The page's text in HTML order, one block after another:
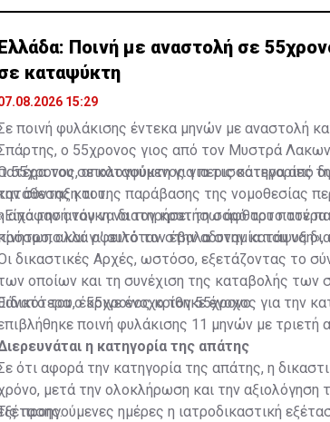
Ποινή με αναστολή σε
καταψύκτη
15:29
ποινή φυλάκισης έντεκα μηνών με αναστολή
ο 55χρονος γιος από τον Μυστρά
του σε καταψύκτη για περισσότερα από
σύνταξη του.
55χρονος, απολογούμενος για τις κατηγορίες
και της παράβασης της νομοθεσίας
απόφασή του να διατηρήσει τη σορό του
αλλά οφειλόταν στην αδυναμία του να
την ανάγκη να τον κρατήσω άφθαρτο τον
και γι' αυτό τον έβαλα στην κατάψυξη»,
δικαστικές Αρχές, ωστόσο, εξετάζοντας το
οποίων και τη συνέχιση της καταβολής των
του, έκρινε ένοχο τον 55χρονο.
ο 55χρονος κρίθηκε ένοχος για την
ποινή φυλάκισης 11 μηνών με τριετή
η κατηγορία της απάτης
ότι αφορά την κατηγορία της απάτης, η
μετά την ολοκλήρωση και την αξιολόγηση
προηγούμενες ημέρες η ιατροδικαστική